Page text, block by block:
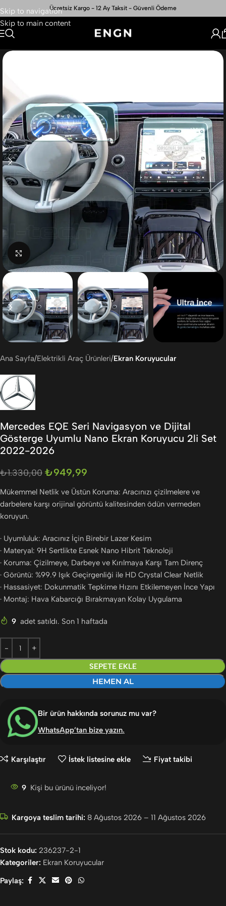
Skip to navigation
Skip to main content
Ücretsiz Kargo - 12 Ay Taksit - Güvenli Ödeme
Büyütmek için tıklayın
Ana Sayfa Elektrikli Araç Ürünleri Ekran Koruyucular
Mercedes EQE Seri Navigasyon ve Dijital
Gösterge Uyumlu Nano Ekran Koruyucu 2li Set
2022-2026
₺1.330,00 ₺949,99
Mükemmel Netlik ve Üstün Koruma: Aracınızı çizilmelere ve
darbelere karşı orijinal görüntü kalitesinden ödün vermeden
koruyun.
· Uyumluluk: Aracınız İçin Birebir Lazer Kesim
· Materyal: 9H Sertlikte Esnek Nano Hibrit Teknoloji
· Koruma: Çizilmeye, Darbeye ve Kırılmaya Karşı Tam Direnç
· Görüntü: %99.9 Işık Geçirgenliği ile HD Crystal Clear Netlik
· Hassasiyet: Dokunmatik Tepkime Hızını Etkilemeyen İnce Yapı
· Montaj: Hava Kabarcığı Bırakmayan Kolay Uygulama
9 adet satıldı. Son 1 haftada
SEPETE EKLE
HEMEN AL
Bir ürün hakkında sorunuz mu var?
WhatsApp’tan bize yazın.
Karşılaştır İstek listesine ekle Fiyat takibi
9 Kişi bu ürünü inceliyor!
Kargoya teslim tarihi: 8 Ağustos 2026 – 11 Ağustos 2026
Stok kodu: 236237-2-1
Kategoriler: Ekran Koruyucular
Paylaş: